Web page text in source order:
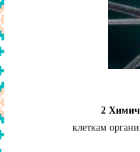
2
клеткам